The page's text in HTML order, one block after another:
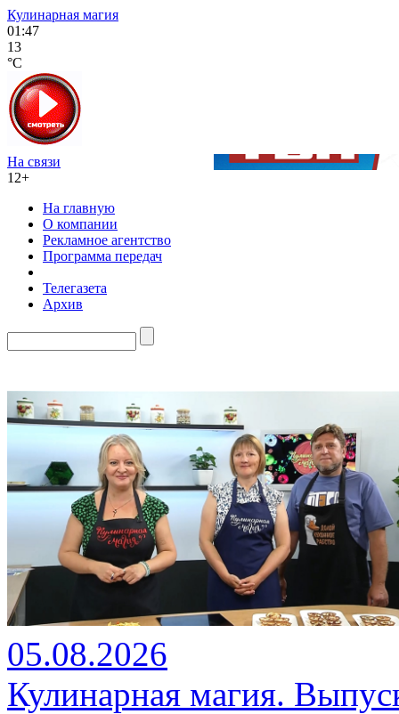
Кулинарная магия
01:47
13
°C
На связи
12+
На главную
О компании
Рекламное агентство
Программа передач
Телегазета
Архив
05.08.2026
Кулинарная магия.